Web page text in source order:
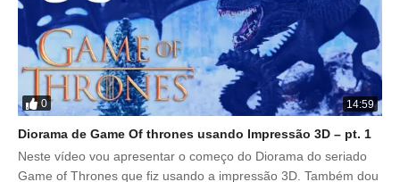
0 14:59
Diorama de Game Of thrones usando Impressão 3D – pt. 1
Neste vídeo vou apresentar o começo do Diorama do seriado
Game of Thrones que fiz usando a impressão 3D. Também dou